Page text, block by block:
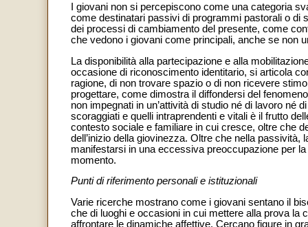
I giovani non si percepiscono come una categoria
come destinatari passivi di programmi pastorali o di
dei processi di cambiamento del presente, come
che vedono i giovani come principali, anche se non
La disponibilità alla partecipazione e alla
occasione di riconoscimento identitario, si articola
ragione, di non trovare spazio o di non ricevere
progettare, come dimostra il diffondersi del
non impegnati in un’attività di studio né di lavoro né
scoraggiati e quelli intraprendenti e vitali è il frutto
contesto sociale e familiare in cui cresce, oltre che
dell’inizio della giovinezza. Oltre che nella
manifestarsi in una eccessiva preoccupazione per
momento.
Punti di riferimento personali e istituzionali
Varie ricerche mostrano come i giovani sentano il
che di luoghi e occasioni in cui mettere alla prova la
affrontare le dinamiche affettive. Cercano figure in